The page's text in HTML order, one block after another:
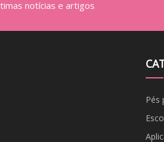
notícias e artigos
Pés